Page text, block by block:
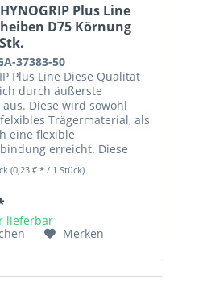
Plus Line
D75 Körnung
37383-50
Plus Line Diese Qualität
durch äußerste
Diese wird sowohl
Trägermaterial, als
eine flexible
erreicht. Diese
(0,23 € * / 1 Stück)
lieferbar
Merken